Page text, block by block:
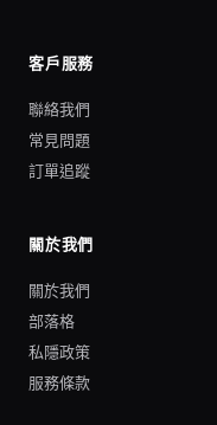
客戶服務
聯絡我們
常見問題
訂單追蹤
關於我們
關於我們
部落格
私隱政策
服務條款